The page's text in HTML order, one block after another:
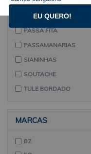
MISTA
PASSA FITA
PASSAMANARIAS
SIANINHAS
SOUTACHE
TULE BORDADO
MARCAS
BZ
EU QUERO!